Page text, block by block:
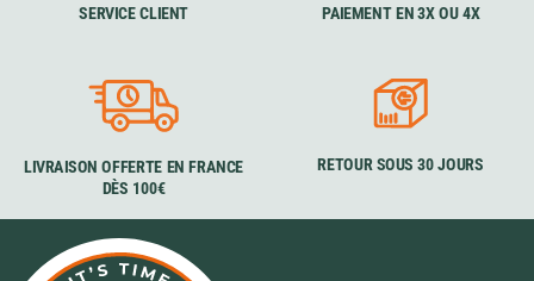
SERVICE CLIENT PAIEMENT EN 3X OU 4X
LIVRAISON OFFERTE EN FRANCE
DÈS 100€
RETOUR SOUS 30 JOURS